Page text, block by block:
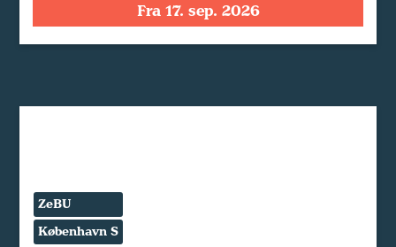
Fra 17. sep. 2026
ZeBU
København S